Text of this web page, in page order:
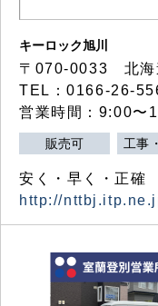
キーロック旭川
〒070-0033 北海
TEL：0166-26-
営業時間：9:00〜
販売可 工事
安く・早く・正確
http://